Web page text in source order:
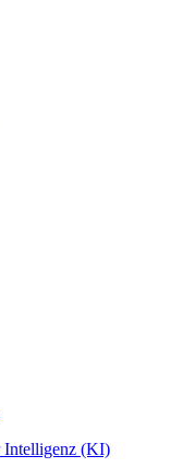
Intelligenz (KI)